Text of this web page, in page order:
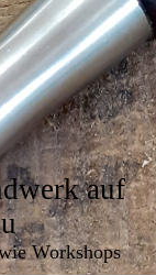
auf
Workshops